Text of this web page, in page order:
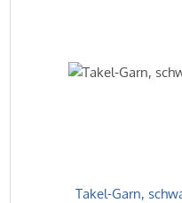
Takel-Garn,